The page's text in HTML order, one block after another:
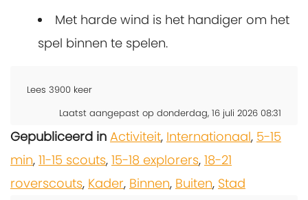
Met harde wind is het handiger om het
spel binnen te spelen.
Lees 3900 keer
Laatst aangepast op donderdag, 16 juli 2026 08:31
Gepubliceerd in Activiteit, Internationaal, 5-15
min, 11-15 scouts, 15-18 explorers, 18-21
roverscouts, Kader, Binnen, Buiten, Stad